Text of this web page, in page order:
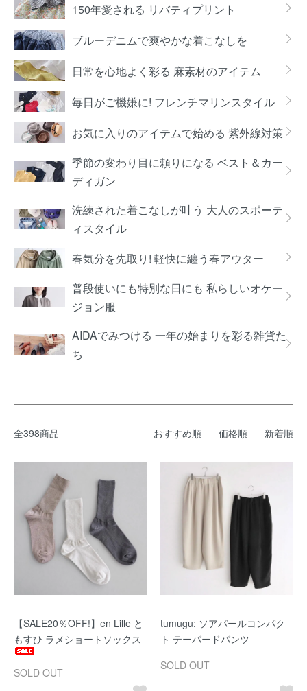
150年愛される リバティプリント
ブルーデニムで爽やかな着こなしを
日常を心地よく彩る 麻素材のアイテム
毎日がご機嫌に! フレンチマリンスタイル
お気に入りのアイテムで始める 紫外線対策
季節の変わり目に頼りになる ベスト＆カー
ディガン
洗練された着こなしが叶う 大人のスポーテ
ィスタイル
春気分を先取り! 軽快に纏う春アウター
普段使いにも特別な日にも 私らしいオケー
ジョン服
AIDAでみつける 一年の始まりを彩る雑貨た
ち
全398商品 おすすめ順 価格順 新着順
【SALE20％OFF!】en Lille と
もすひ ラメショートソックス
SOLD OUT
tumugu: ソアパールコンパク
ト テーパードパンツ
SOLD OUT